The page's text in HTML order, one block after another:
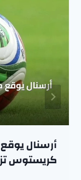
أرسنال يوقع
كريستوس